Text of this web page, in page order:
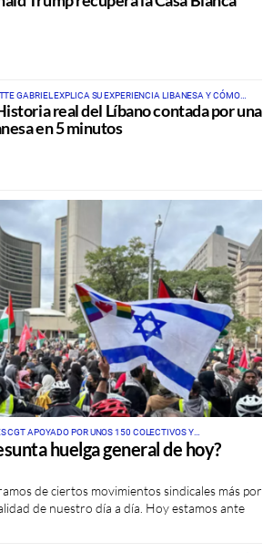
GABRIEL EXPLICA SU EXPERIENCIA LIBANESA Y CÓMO
SU PAÍS DE SER “LA NEW YORK” DE ORIENTE MEDIO A ESTAR
DESTRUIDO
real del Líbano contada por una
en 5 minutos
CGT APOYADO POR UNOS 150 COLECTIVOS Y
huelga general de hoy?
de ciertos movimientos sindicales más por
de nuestro día a día. Hoy estamos ante